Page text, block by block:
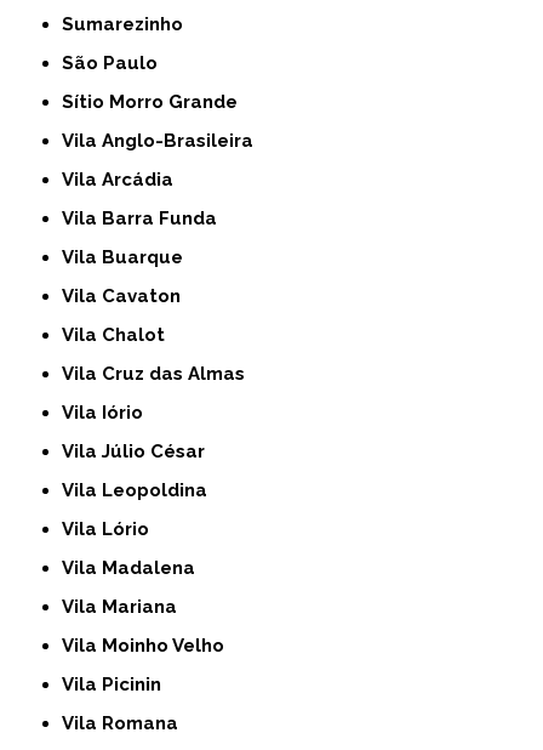
Sumarezinho
São Paulo
Sítio Morro Grande
Vila Anglo-Brasileira
Vila Arcádia
Vila Barra Funda
Vila Buarque
Vila Cavaton
Vila Chalot
Vila Cruz das Almas
Vila Iório
Vila Júlio César
Vila Leopoldina
Vila Lório
Vila Madalena
Vila Mariana
Vila Moinho Velho
Vila Picinin
Vila Romana